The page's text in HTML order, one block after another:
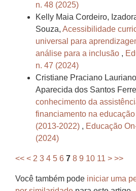
n. 48 (2025)
Kelly Maia Cordeiro,
Souza, Acessibilidade
universal para
análise para a inclusão ,
n. 47 (2024)
Cristiane Praciano
Aparecida dos Santos
conhecimento da
financiamento na
(2013-2022) , Educação
(2024)
<< < 2 3 4 5 6 7 8 9 10 11 > >>
Você também pode iniciar uma